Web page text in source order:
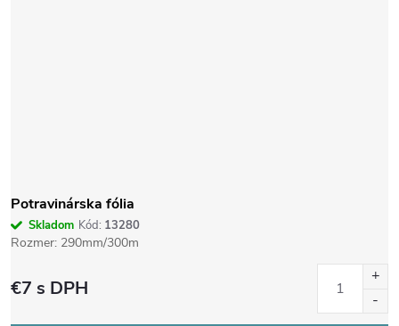
o
d
u
Potravinárska fólia
Skladom Kód: 13280
Rozmer: 290mm/300m
€7 s DPH